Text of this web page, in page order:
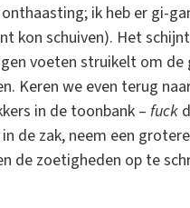
ik heb er gi-
kon schuiven). Het
voeten struikelt om
Keren we even terug
in de toonbank –fuck
de zak, neem een
de zoetigheden op te